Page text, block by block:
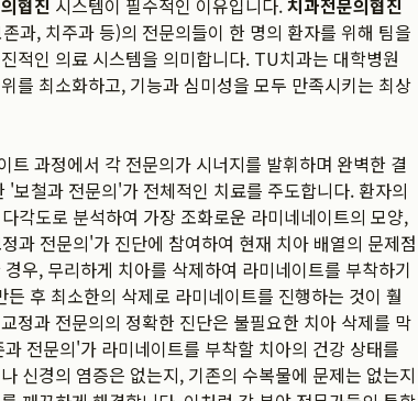
협진 시스템이 필수적인 이유입니다.치과전문의협진
과, 치주과 등)의 전문의들이 한 명의 환자를 위해 팀을
적인 의료 시스템을 의미합니다. TU치과는 대학병원
를 최소화하고, 기능과 심미성을 모두 만족시키는 최상
트 과정에서 각 전문의가 시너지를 발휘하며 완벽한 결
보철과 전문의'가 전체적인 치료를 주도합니다. 환자의
각도로 분석하여 가장 조화로운 라미네네이트의 모양,
과 전문의'가 진단에 참여하여 현재 치아 배열의 문제점
우, 무리하게 치아를 삭제하여 라미네이트를 부착하기
후 최소한의 삭제로 라미네이트를 진행하는 것이 훨
정과 전문의의 정확한 진단은 불필요한 치아 삭제를 막
전문의'가 라미네이트를 부착할 치아의 건강 상태를
신경의 염증은 없는지, 기존의 수복물에 문제는 없는지